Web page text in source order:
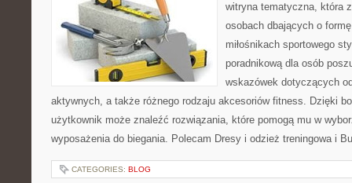
witryna tematyczna, która
osobach dbających o
miłośnikach sportowego
poradnikową dla osób
wskazówek dotyczących
aktywnych, a także różnego rodzaju akcesoriów fitness. Dzięki
użytkownik może znaleźć rozwiązania, które pomogą mu w
wyposażenia do biegania. Polecam Dresy i odzież treningowa i
CATEGORIES: BLOG